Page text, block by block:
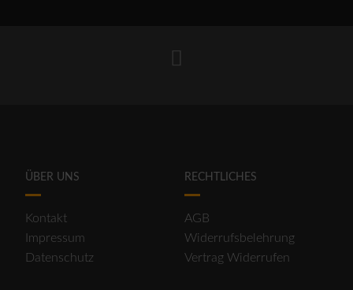
ÜBER UNS
Kontakt
Impressum
Datenschutz
RECHTLICHES
AGB
Widerrufsbelehrung
Vertrag Widerrufen